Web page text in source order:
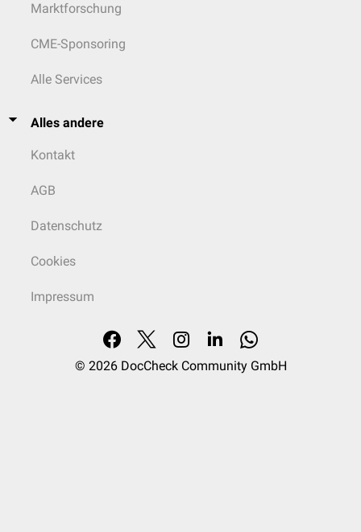
Marktforschung
CME-Sponsoring
Alle Services
Alles andere
Kontakt
AGB
Datenschutz
Cookies
Impressum
© 2026 DocCheck Community GmbH